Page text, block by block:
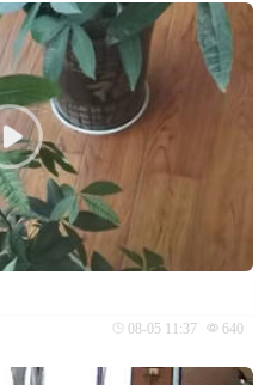
08-05 11:37 640